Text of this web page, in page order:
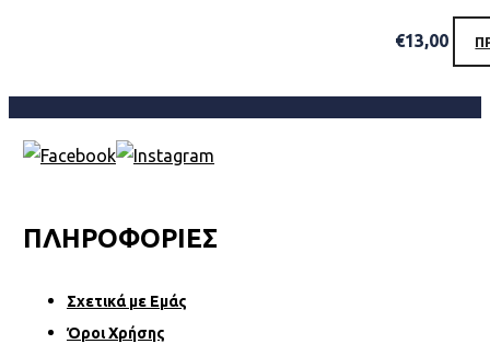
€13,00
ΠΛΗΡΟΦΟΡΙΕΣ
Σχετικά µε Εµάς
Όροι Χρήσης